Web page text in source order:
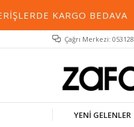
KARGO BEDAVA
Çağrı Merkezi:
YENİ GELENLER